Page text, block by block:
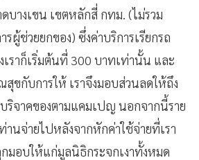
บางเขน เขตหลักสี่ กทม. (ไม่รวม
รผู้ช่วยยกของ) ซึ่งค่าบริการเรียกรถ
ราก็เริ่มต้นที่ 300 บาทเท่านั้น และ
ขกับการให้ เราจึงมอบส่วนลดให้ถึง
ริจาคของตามแคมเปญ นอกจากนี้ราย
นจ่ายไปหลังจากหักค่าใช้จ่ายที่เรา
มอบให้แก่มูลนิธิกระจกเงาทั้งหมด